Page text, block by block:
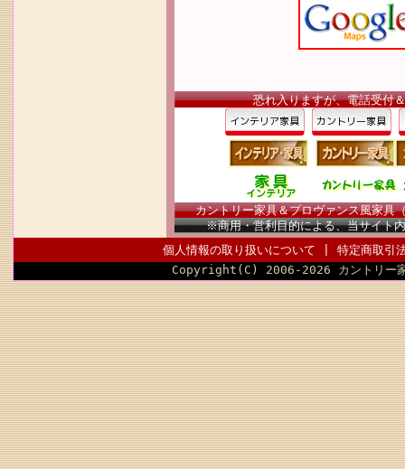
恐れ入りますが、電話受付
カントリー家具＆プロヴァンス風家
※商用・営利目的による、当サイト
個人情報の取り扱いについて
特定商取引
Copyright(C) 2006-2026 カント